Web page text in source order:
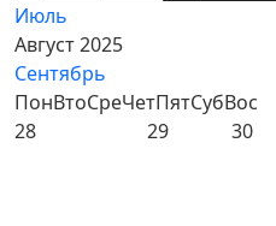
Июль
Август 2025
Сентябрь
ПонВтоСреЧетПятСубВос
28
29 30